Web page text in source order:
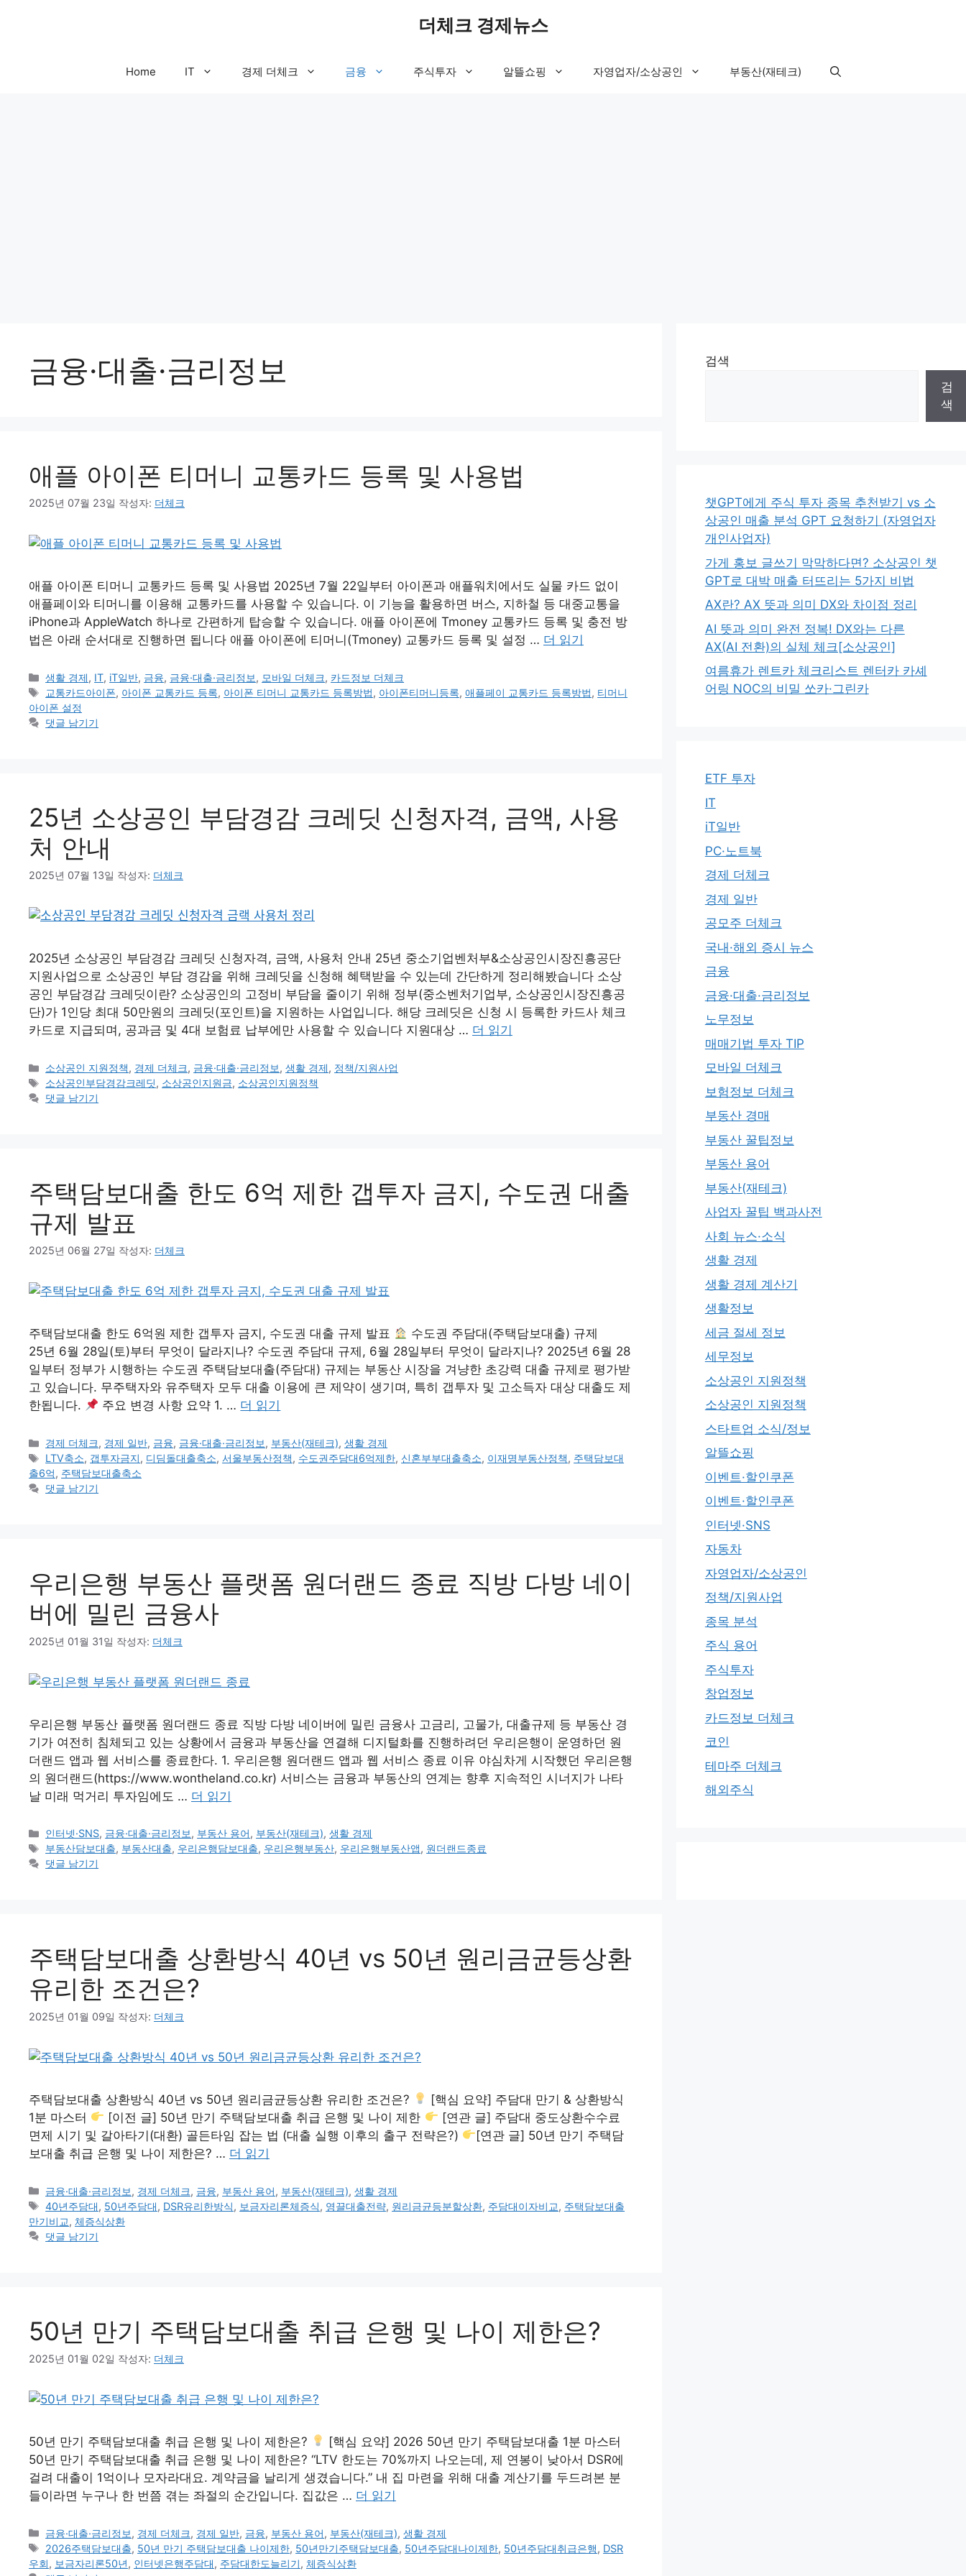
더체크 경제뉴스
Home IT 경제 더체크 금융 주식투자 알뜰쇼핑 자영업자/소상공인 부동산(재테크)
금융·대출·금리정보
애플 아이폰 티머니 교통카드 등록 및 사용법
2025년 07월 23일 작성자: 더체크
애플 아이폰 티머니 교통카드 등록 및 사용법 2025년 7월 22일부터 아이폰과 애플워치에서도 실물 카드 없이
애플페이와 티머니를 이용해 교통카드를 사용할 수 있습니다. 이 기능을 활용하면 버스, 지하철 등 대중교통을
iPhone과 AppleWatch 하나로 간편하게 탑승할 수 있습니다. 애플 아이폰에 Tmoney 교통카드 등록 및 충전 방
법은 아래 순서대로 진행하면 됩니다 애플 아이폰에 티머니(Tmoney) 교통카드 등록 및 설정 … 더 읽기
카
테
고
리
생활 경제, IT, iT일반, 금융, 금융·대출·금리정보, 모바일 더체크, 카드정보 더체크
태
그
교통카드아이폰, 아이폰 교통카드 등록, 아이폰 티머니 교통카드 등록방법, 아이폰티머니등록,애플페이 교통카드 등록방법, 티머니
아이폰 설정
댓글 남기기
25년 소상공인 부담경감 크레딧 신청자격, 금액, 사용
처 안내
2025년 07월 13일 작성자: 더체크
2025년 소상공인 부담경감 크레딧 신청자격, 금액, 사용처 안내 25년 중소기업벤처부&소상공인시장진흥공단
지원사업으로 소상공인 부담 경감을 위해 크레딧을 신청해 혜택받을 수 있는데 간단하게 정리해봤습니다 소상
공인 부담경감 크레딧이란? 소상공인의 고정비 부담을 줄이기 위해 정부(중소벤처기업부, 소상공인시장진흥공
단)가 1인당 최대 50만원의 크레딧(포인트)을 지원하는 사업입니다. 해당 크레딧은 신청 시 등록한 카드사 체크
카드로 지급되며, 공과금 및 4대 보험료 납부에만 사용할 수 있습니다 지원대상 … 더 읽기
카
테
고
소상공인 지원정책, 경제 더체크, 금융·대출·금리정보,생활 경제, 정책/지원사업
태
그
소상공인부담경감크레딧, 소상공인지원금, 소상공인지원정책
댓글 남기기
주택담보대출 한도 6억 제한 갭투자 금지, 수도권 대출
규제 발표
2025년 06월 27일 작성자: 더체크
주택담보대출 한도 6억원 제한 갭투자 금지, 수도권 대출 규제 발표
수도권 주담대(주택담보대출) 규제
25년 6월 28일(토)부터 무엇이 달라지나? 수도권 주담대 규제, 6월 28일부터 무엇이 달라지나? 2025년 6월 28
일부터 정부가 시행하는 수도권 주택담보대출(주담대) 규제는 부동산 시장을 겨냥한 초강력 대출 규제로 평가받
고 있습니다. 무주택자와 유주택자 모두 대출 이용에 큰 제약이 생기며, 특히 갭투자 및 고소득자 대상 대출도 제
한됩니다.
주요 변경 사항 요약 1. … 더 읽기
카
테
고
리
경제 더체크, 경제 일반, 금융, 금융·대출·금리정보, 부동산(재테크),생활 경제
태
그
LTV축소, 갭투자금지, 디딤돌대출축소,서울부동산정책, 수도권주담대6억제한, 신혼부부대출축소, 이재명부동산정책, 주택담보대
출6억, 주택담보대출축소
댓글 남기기
우리은행 부동산 플랫폼 원더랜드 종료 직방 다방 네이
버에 밀린 금융사
2025년 01월 31일 작성자: 더체크
우리은행 부동산 플랫폼 원더랜드 종료 직방 다방 네이버에 밀린 금융사 고금리, 고물가, 대출규제 등 부동산 경
기가 여전히 침체되고 있는 상황에서 금융과 부동산을 연결해 디지털화를 진행하려던 우리은행이 운영하던 원
더랜드 앱과 웹 서비스를 종료한다. 1. 우리은행 원더랜드 앱과 웹 서비스 종료 이유 야심차게 시작했던 우리은행
의 원더랜드(https://www.wontheland.co.kr) 서비스는 금융과 부동산의 연계는 향후 지속적인 시너지가 나타
날 미래 먹거리 투자임에도 … 더 읽기
카
테
고
인터넷·SNS, 금융·대출·금리정보, 부동산 용어, 부동산(재테크),생활 경제
태
그
부동산담보대출, 부동산대출, 우리은행담보대출, 우리은행부동산, 우리은행부동산앱, 원더랜드종료
댓글 남기기
주택담보대출 상환방식 40년 vs 50년 원리금균등상환
유리한 조건은?
2025년 01월 09일 작성자: 더체크
주택담보대출 상환방식 40년 vs 50년 원리금균등상환 유리한 조건은?
[핵심 요약] 주담대 만기 & 상환방식
1분 마스터
[이전 글] 50년 만기 주택담보대출 취급 은행 및 나이 제한
[연관 글] 주담대 중도상환수수료
면제 시기 및 갈아타기(대환) 골든타임 잡는 법 (대출 실행 이후의 출구 전략은?)
[연관 글] 50년 만기 주택담
보대출 취급 은행 및 나이 제한은? … 더 읽기
카
테
고
리
금융·대출·금리정보, 경제 더체크, 금융, 부동산 용어, 부동산(재테크),생활 경제
태
그
40년주담대, 50년주담대, DSR유리한방식, 보금자리론체증식, 영끌대출전략, 원리금균등분할상환, 주담대이자비교, 주택담보대출
만기비교, 체증식상환
댓글 남기기
50년 만기 주택담보대출 취급 은행 및 나이 제한은?
2025년 01월 02일 작성자: 더체크
50년 만기 주택담보대출 취급 은행 및 나이 제한은?
[핵심 요약] 2026 50년 만기 주택담보대출 1분 마스터
50년 만기 주택담보대출 취급 은행 및 나이 제한은? “LTV 한도는 70%까지 나오는데, 제 연봉이 낮아서 DSR에
걸려 대출이 1억이나 모자라대요. 계약금을 날리게 생겼습니다.” 내 집 마련을 위해 대출 계산기를 두드려본 분
들이라면 누구나 한 번쯤 겪는 좌절의 순간입니다. 집값은 … 더 읽기
카
테
고
금융·대출·금리정보, 경제 더체크, 경제 일반, 금융, 부동산 용어, 부동산(재테크),생활 경제
태
그
2026주택담보대출, 50년 만기 주택담보대출 나이제한, 50년만기주택담보대출, 50년주담대나이제한, 50년주담대취급은행, DSR
우회, 보금자리론50년, 인터넷은행주담대, 주담대한도늘리기, 체증식상환
검색
검
색
챗GPT에게 주식 투자 종목 추천받기 vs 소
상공인 매출 분석 GPT 요청하기 (자영업자
개인사업자)
가게 홍보 글쓰기 막막하다면? 소상공인 챗
GPT로 대박 매출 터뜨리는 5가지 비법
AX란? AX 뜻과 의미 DX와 차이점 정리
AI 뜻과 의미 완전 정복! DX와는 다른
AX(AI 전환)의 실체 체크[소상공인]
여름휴가 렌트카 체크리스트 렌터카 카셰
어링 NOC의 비밀 쏘카·그린카
ETF 투자
IT
iT일반
PC·노트북
경제 더체크
경제 일반
공모주 더체크
국내·해외 증시 뉴스
금융
금융·대출·금리정보
노무정보
매매기법 투자 TIP
모바일 더체크
보험정보 더체크
부동산 경매
부동산 꿀팁정보
부동산 용어
부동산(재테크)
사업자 꿀팁 백과사전
사회 뉴스·소식
생활 경제
생활 경제 계산기
생활정보
세금 절세 정보
세무정보
소상공인 지원정책
소상공인 지원정책
스타트업 소식/정보
알뜰쇼핑
이벤트·할인쿠폰
이벤트·할인쿠폰
인터넷·SNS
자동차
자영업자/소상공인
정책/지원사업
종목 분석
주식 용어
주식투자
창업정보
카드정보 더체크
코인
테마주 더체크
해외주식